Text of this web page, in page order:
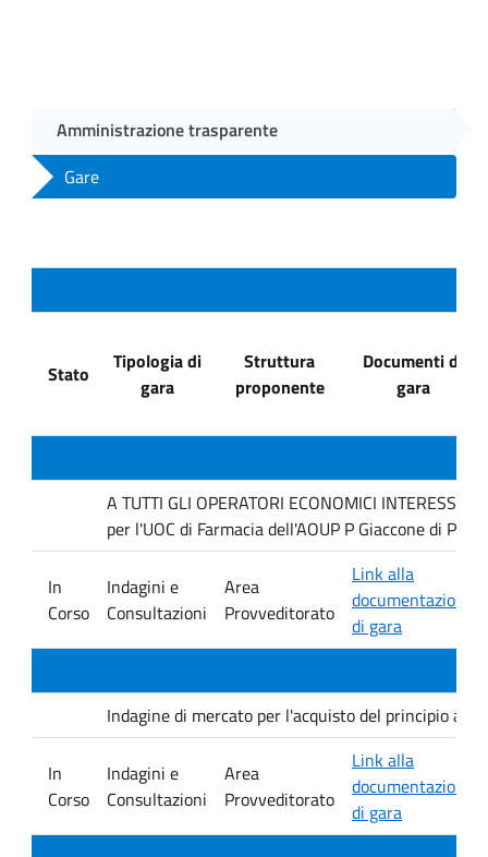
Amministrazione trasparente
Gare
Stato
Tipologia di
gara
Struttura
proponente
Documenti di
gara
A TUTTI GLI OPERATORI ECONOMICI
per l'UOC di Farmacia dell'AOUP P Giaccone di
In
Corso
Indagini e
Consultazioni
Area
Provveditorato
Link alla
documentazione
di gara
Indagine di mercato per l'acquisto del principio
In
Corso
Indagini e
Consultazioni
Area
Provveditorato
Link alla
documentazione
di gara